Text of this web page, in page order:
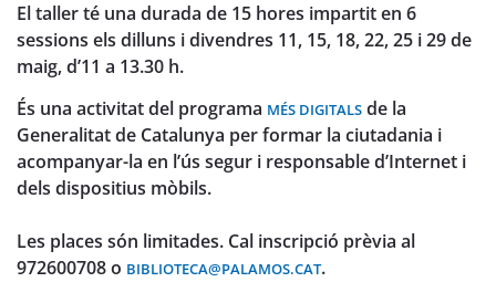
El taller té una durada de 15 hores impartit en 6
sessions els dilluns i divendres 11, 15, 18, 22, 25 i 29 de
maig, d’11 a 13.30 h.
És una activitat del programa MÉS DIGITALS de la
Generalitat de Catalunya per formar la ciutadania i
acompanyar-la en l’ús segur i responsable d’Internet i
dels dispositius mòbils.
Les places són limitades. Cal inscripció prèvia al
972600708 o BIBLIOTECA@PALAMOS.CAT.